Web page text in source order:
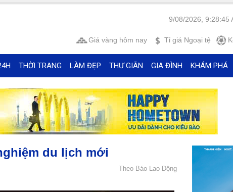
9/08/2026, 9:28:47
Tỉ giá Ngoại tệ
Giá vàng hôm nay
THỜI TRANG LÀM ĐẸP THƯ GIÃN GIA ĐÌNH KHÁM PHÁ
du lịch mới
Theo Báo Lao Động